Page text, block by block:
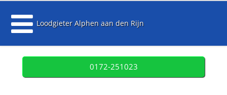
Loodgieter Alphen aan den Rijn
0172-251023